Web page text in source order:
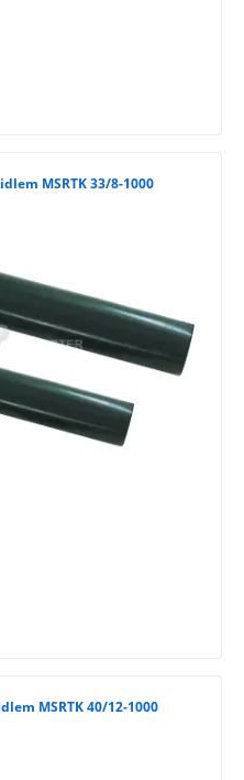
MSRTK 33/8-1000
MSRTK 40/12-1000